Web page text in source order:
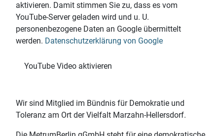
aktivieren. Damit stimmen Sie zu, dass es vom
YouTube-Server geladen wird und u. U.
personenbezogene Daten an Google übermittelt
werden. Datenschutzerklärung von Google
Wir sind Mitglied im Bündnis für Demokratie und
Toleranz am Ort der Vielfalt Marzahn-Hellersdorf.